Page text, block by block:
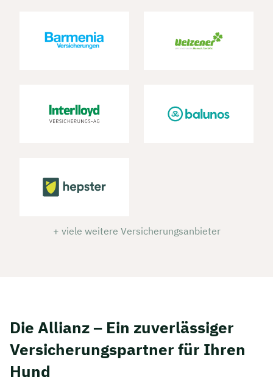
+ viele weitere Versicherungsanbieter
Die Allianz – Ein zuverlässiger
Versicherungspartner für Ihren
Hund